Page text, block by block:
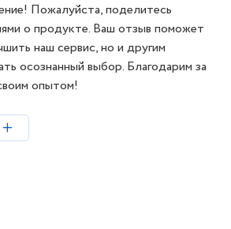
Пожалуйста, поделитесь
о продукте. Ваш отзыв поможет
наш сервис, но и другим
осознанный выбор. Благодарим за
опытом!